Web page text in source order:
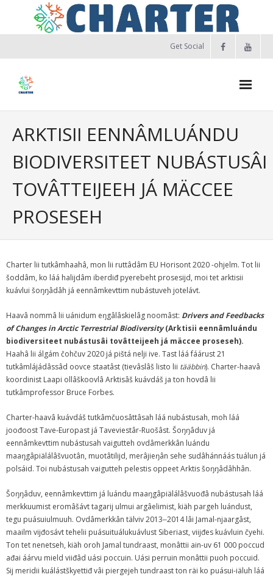
Get Social
ARKTISII EENNÂMLUÁNDU
BIODIVERSITEET NUBÁSTUSÂI
TOVÂTTEIJEEH JÁ MÄCCEE
PROSESEH
Charter lii tutkâmhaahâ, mon lii ruttâdâm EU Horisont 2020 -ohjelm. Tot lii
šoddâm, ko láá halijdâm iberdiđ pyerebeht prosesijd, moi tet arktisii
kuávlui šoŋŋâdâh já eennâmkevttim nubástuveh jotelávt.
Haavâ nommâ lii uánidum eŋgâlâskielâg noomâst: Drivers and Feedbacks
of Changes in Arctic Terrestrial Biodiversity(Arktisii eennâmluándu
biodiversiteet nubástusâi tovâtteijeeh já mäccee proseseh).
Haahâ lii álgám čohčuv 2020 já pištá nelji ive. Tast láá fáárust 21
tutkâmlájádâssâd oovce staatâst (tievâslâš listo lii tääbbin). Charter-haavâ
koordinist Laapi ollâškoovlâ Arktisâš kuávdáš ja ton hovdâ lii
tutkâmprofessor Bruce Forbes.
Charter-haavâ kuávdáš tutkâmčuosâttâsah láá nubástusah, moh láá
joođoost Tave-Europast já Taveviestâr-Ruošâst. Šoŋŋâduv já
eennâmkevttim nubástusah vaigutteh ovdâmerkkân luándu
maaŋgâpiälálâšvuotân, muotâtilijd, merâjieŋân sehe sudâhánnáás tuálun já
polsáid. Toi nubástusah vaigutteh pelestis oppeet Arktis šoŋŋâdâhhân.
Šoŋŋâduv, eennâmkevttim já luándu maaŋgâpiälálâšvuođâ nubástusah láá
merkkuumist eromâšávt tagarij ulmui argâelimist, kiäh pargeh luándust,
tegu puásuiulmuuh. Ovdâmerkkân tälviv 2013‒2014 lâi Jamal-njaargâst,
maailm vijđosávt tehelii puásuituálukuávlust Siberiast, viijđes kuávluin čyehi.
Ton tet nenetseh, kiäh oroh Jamal tundraast, monâttii ain-uv 61 000 poccud
ađai áárvu mield viiđâd uási poccuin. Uási perruin monâttii puoh poccuid.
Sij meridii kuálástškyettiđ vâi piergejeh tundraast ton räi ko puásui-iäluh láá